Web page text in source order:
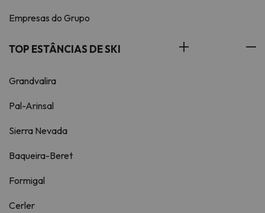
Empresas do Grupo
TOP ESTÂNCIAS DE SKI
Grandvalira
Pal-Arinsal
Sierra Nevada
Baqueira-Beret
Formigal
Cerler